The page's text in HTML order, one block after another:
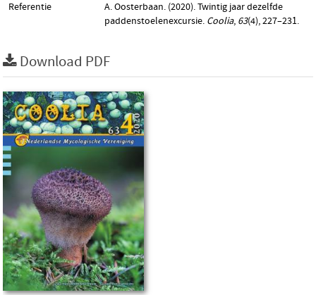
Referentie
A. Oosterbaan. (2020). Twintig jaar dezelfde
paddenstoelenexcursie. Coolia, 63(4), 227–231.
Download PDF